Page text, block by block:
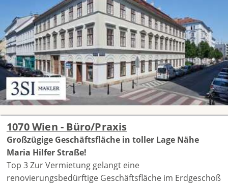
1070 Wien - Büro/Praxis
Großzügige Geschäftsfläche in toller Lage Nähe
Maria Hilfer Straße!
Top 3 Zur Vermietung gelangt eine
renovierungsbedürftige Geschäftsfläche im Erdgeschoß